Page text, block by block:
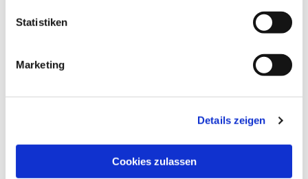
Statistiken
Marketing
Details zeigen
Cookies zulassen